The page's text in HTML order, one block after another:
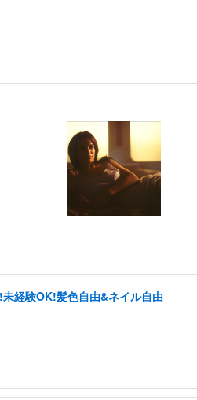
経験OK!髪色自由&ネイル自由